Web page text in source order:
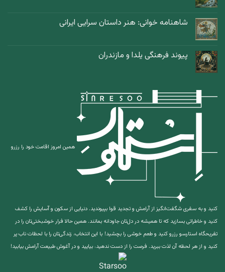
شاهنامه خوانی: هنر داستان سرایی ایرانی
پیوند فرهنگی یلدا و مازندران
همین امروز اقامت خود را رزرو
کنید و به سفری شگفت‌انگیز از آرامش و تجدید قوا بپیوندید. دنیایی از سکون و آسایش را کشف
کنید و خاطراتی بسازید که تا همیشه در دل‌تان جاودانه بمانند. همین حالا فرار خوشبختی‌تان را در
تفریحگاه استارسو رزرو کنید و طعم خوشی را بچشید! با این انتخاب، زندگی‌تان را با لحظات ناب پر
کنید و از هر لحظه آن لذت ببرید. فرصت را از دست ندهید، بیایید و در آغوش طبیعت آرامش بیابید!